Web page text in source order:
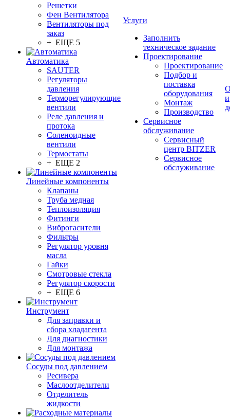
Решетки
Фен Вентилятора
Вентиляторы под
заказ
+ ЕЩЕ 5
Автоматика
SAUTER
Регуляторы
давления
Терморегулирующие
вентили
Реле давления и
протока
Соленоидные
вентили
Термостаты
+ ЕЩЕ 2
Линейные компоненты
Клапаны
Труба медная
Теплоизоляция
Фитинги
Виброгасители
Фильтры
Регулятор уровня
масла
Гайки
Смотровые стекла
Регулятор скорости
+ ЕЩЕ 6
Инструмент
Для заправки и
сбора хладагента
Для диагностики
Для монтажа
Сосуды под давлением
Ресивера
Маслоотделители
Отделитель
жидкости
Услуги
Заполнить
техническое задание
Проектирование
Проектирование
Подбор и
поставка
оборудования
Монтаж
Производство
Сервисное
обслуживание
Сервисный
центр BITZER
Сервисное
обслуживание
и